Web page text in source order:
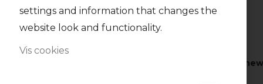
settings and information that changes the
website look and functionality.
Vis cookies